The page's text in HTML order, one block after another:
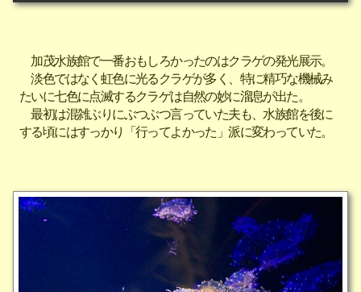
加茂水族館で一番おもしろかったのはクラゲの発光展示。
淡色ではなく虹色に光るクラゲが多く、特に精巧な機械み
たいに七色に点滅するクラゲは自然の妙に溜息が出た。
最初は混雑ぶりにぶつぶつ言っていた夫も、水族館を後に
する頃にはすっかり「行ってよかった」派に変わっていた。